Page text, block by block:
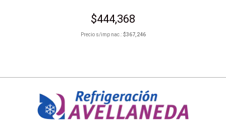
$444,368
Precio s/imp nac.:$367,246